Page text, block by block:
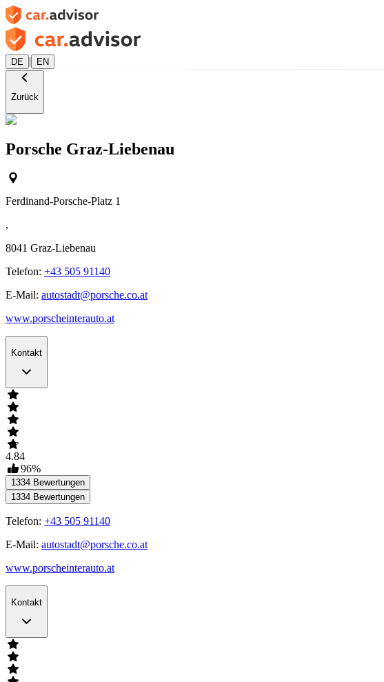
DE | EN
Zurück
Porsche Graz-Liebenau
Ferdinand-Porsche-Platz 1
,
8041 Graz-Liebenau
Telefon: +43 505 91140
E-Mail: autostadt@porsche.co.at
www.porscheinterauto.at
Kontakt
4.84
96%
1334 Bewertungen
1334 Bewertungen
Telefon: +43 505 91140
E-Mail: autostadt@porsche.co.at
www.porscheinterauto.at
Kontakt